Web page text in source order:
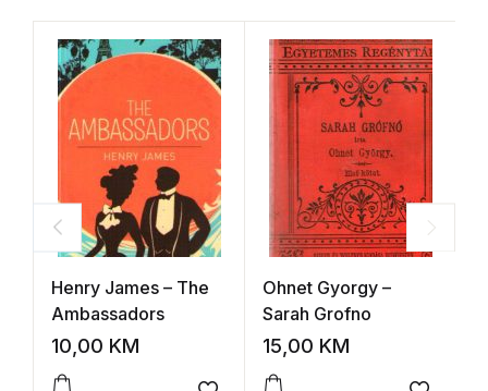
Henry James – The
Ambassadors
10,00 KM
Ohnet Gyorgy –
Sarah Grofno
15,00 KM